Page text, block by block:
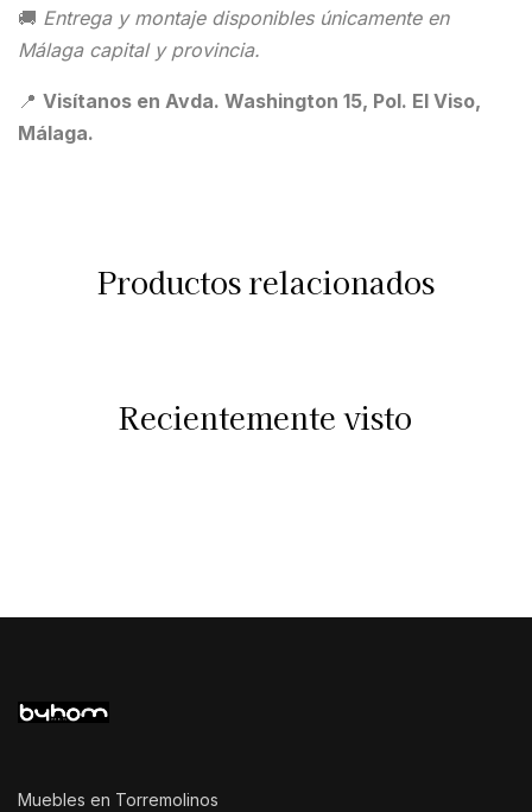
🚚 Entrega y montaje disponibles únicamente en
Málaga capital y provincia.
📍 Visítanos en Avda. Washington 15, Pol. El Viso,
Málaga.
Productos relacionados
Recientemente visto
Muebles en Torremolinos